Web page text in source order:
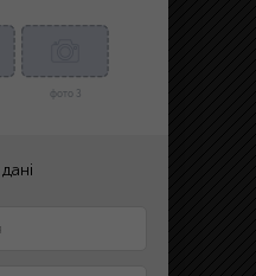
фото 3